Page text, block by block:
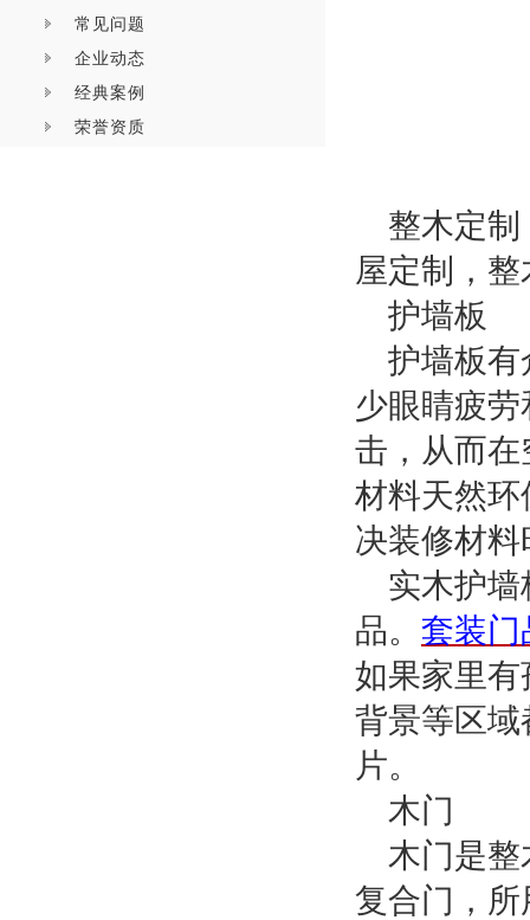
常见问题
企业动态
经典案例
荣誉资质
整木定
屋定制，
护墙板
护墙板有
少眼睛疲
击，从而
材料天然
决装修材
实木护
品。 套装门
如果家里
背景等区
片。
木门
木门是整
复合门，